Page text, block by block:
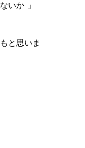
いか 」
と思いま